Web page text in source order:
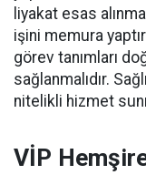
liyakat esas
işini memura
görev tanımları
sağlanmalıdır.
nitelikli hizmet
VİP